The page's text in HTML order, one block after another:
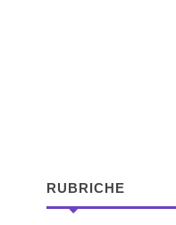
RUBRICHE